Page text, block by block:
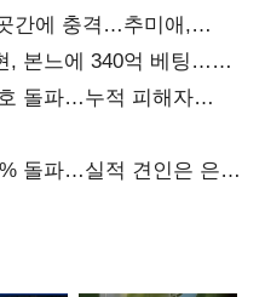
간에 충격…추미애,
수
, 본느에 340억 베팅…
돌파…누적 피해자
돌파…실적 견인은 은행